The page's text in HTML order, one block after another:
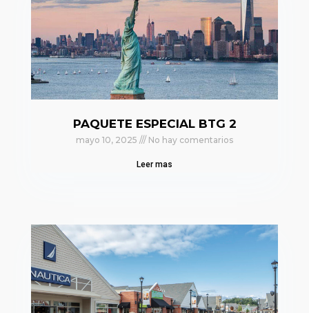
PAQUETE ESPECIAL BTG 2
mayo 10, 2025 No hay comentarios
Leer mas